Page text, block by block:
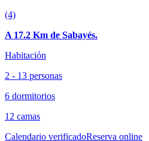
(4)
A 17.2 Km de Sabayés.
Habitación
2 - 13 personas
6 dormitorios
12 camas
Calendario verificadoReserva online